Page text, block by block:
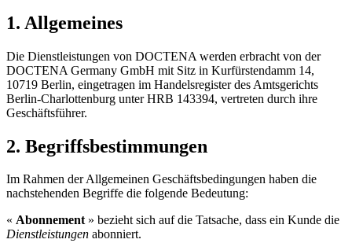
1. Allgemeines
Die Dienstleistungen von DOCTENA werden erbracht von der
DOCTENA Germany GmbH mit Sitz in Kurfürstendamm 14,
10719 Berlin, eingetragen im Handelsregister des Amtsgerichts
Berlin-Charlottenburg unter HRB 143394, vertreten durch ihre
Geschäftsführer.
2. Begriffsbestimmungen
Im Rahmen der Allgemeinen Geschäftsbedingungen haben die
nachstehenden Begriffe die folgende Bedeutung:
« Abonnement» bezieht sich auf die Tatsache, dass ein Kunde die
Dienstleistungen abonniert.